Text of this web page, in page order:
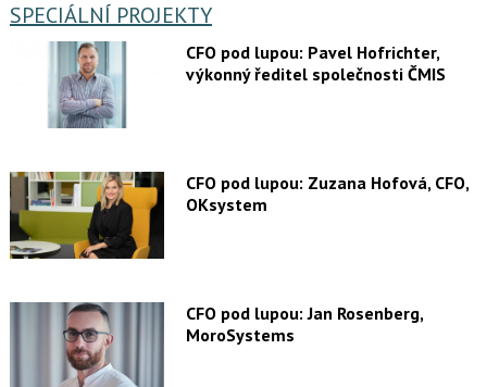
SPECIÁLNÍ PROJEKTY
CFO pod lupou: Pavel Hofrichter,
výkonný ředitel společnosti ČMIS
CFO pod lupou: Zuzana Hofová, CFO,
OKsystem
CFO pod lupou: Jan Rosenberg,
MoroSystems